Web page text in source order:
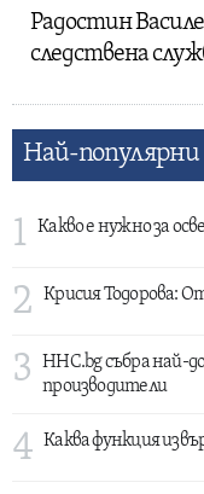
Радостин
следствена
Най-популярни
1 Какво е нужно за
2 Крисия Тодорова:
3
HHC.bg събра най-
производители
4 Каква функция